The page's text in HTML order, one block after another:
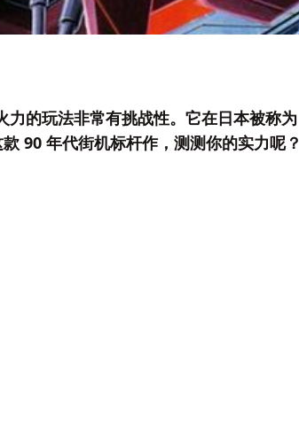
的玩法非常有挑战性。它在日本被称为
90 年代街机标杆作，测测你的实力呢？